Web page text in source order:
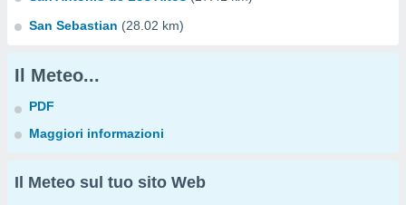
San Sebastian (28.02 km)
Il Meteo...
PDF
Maggiori informazioni
Il Meteo sul tuo sito Web